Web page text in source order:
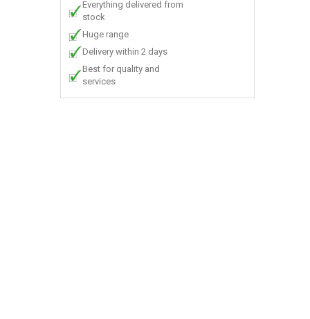
Everything delivered from
stock
Huge range
Delivery within 2 days
Best for quality and
services